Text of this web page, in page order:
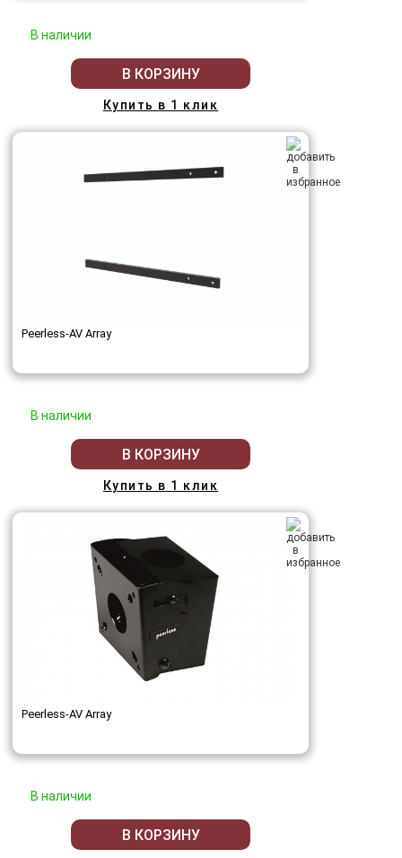
В наличии
В КОРЗИНУ
Купить в 1 клик
Peerless-AV Array
В наличии
В КОРЗИНУ
Купить в 1 клик
Peerless-AV Array
В наличии
В КОРЗИНУ